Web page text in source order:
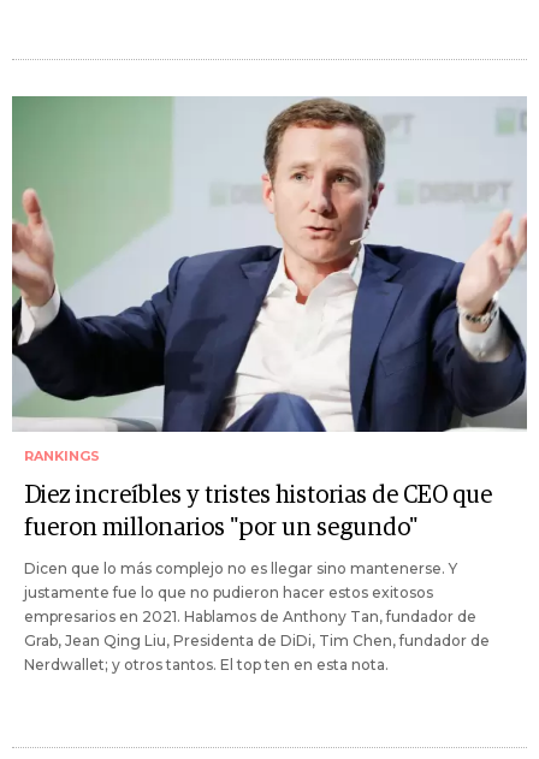
RANKINGS
Diez increíbles y tristes historias de CEO que
fueron millonarios "por un segundo"
Dicen que lo más complejo no es llegar sino mantenerse. Y
justamente fue lo que no pudieron hacer estos exitosos
empresarios en 2021. Hablamos de Anthony Tan, fundador de
Grab, Jean Qing Liu, Presidenta de DiDi, Tim Chen, fundador de
Nerdwallet; y otros tantos. El top ten en esta nota.